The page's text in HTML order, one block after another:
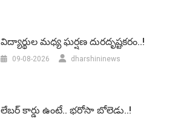
విద్యార్థుల మధ్య ఘర్షణ దురదృష్టకరం..!
09-08-2026 dharshininews
లేబర్‌ కార్డు ఉంటే.. భరోసా బోలెడు..!